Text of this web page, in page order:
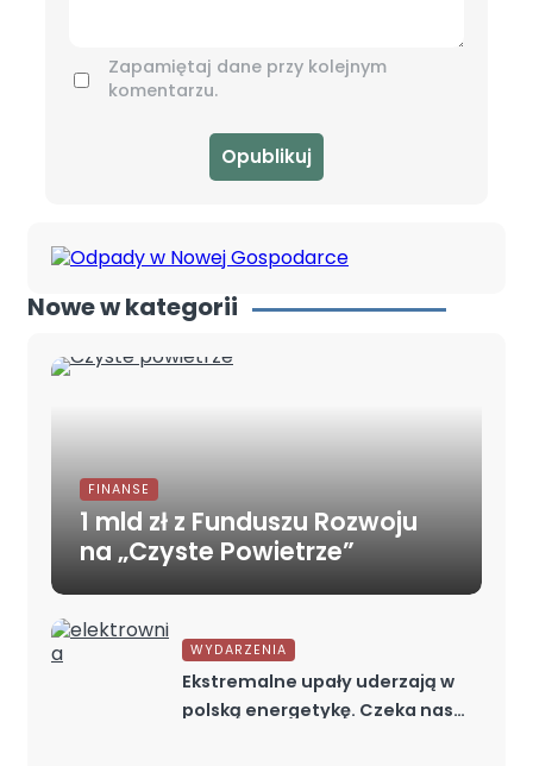
Zapamiętaj dane przy kolejnym
komentarzu.
Nowe w kategorii
FINANSE
1 mld zł z Funduszu Rozwoju
na „Czyste Powietrze”
WYDARZENIA
Ekstremalne upały uderzają w
polską energetykę. Czeka nas